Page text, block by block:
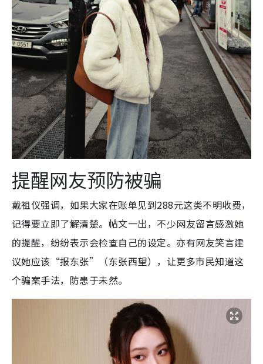
提醒网友预防被骗
戴祖仪强调，如果大家在账单见到288元这类不明收费，
记得要立即了解清楚。帖文一出，不少网友留言感激她
的提醒，纷纷表示会检查自己的设定。亦有网友笑言建
议她应该“报东张”（东张西望），让更多市民知道这
个骗案手法，防患于未然。